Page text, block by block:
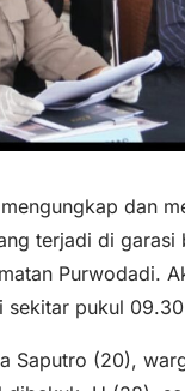
dan
terjadi di
Purwodadi.
sekitar pukul
Saputro (20),